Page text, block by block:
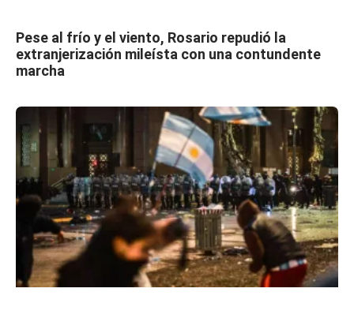
Pese al frío y el viento, Rosario repudió la
extranjerización mileísta con una contundente
marcha